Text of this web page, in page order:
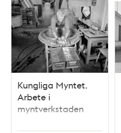
Kungliga Myntet.
Arbete i
myntverkstaden